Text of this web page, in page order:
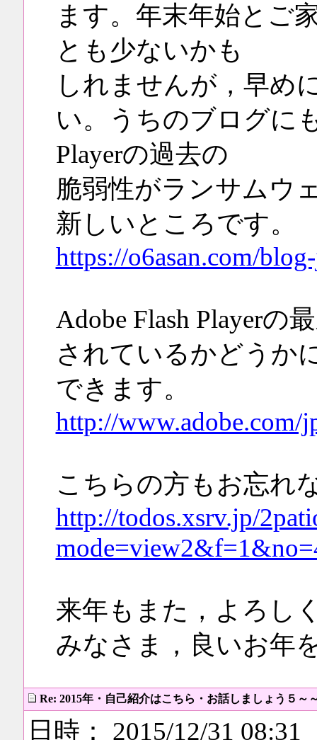
ます。年末年始とご
とも少ないかも
しれませんが，早め
い。うちのブログに
Playerの過去の
脆弱性がランサムウ
新しいところです。
https://o6asan.com/
Adobe Flash Playerの
されているかどうか
できます。
http://www.adobe.com/
こちらの方もお忘れ
http://todos.xsrv.jp/
来年もまた，よろし
みなさま，良いお年
Re: 2015年・自己紹介はこちら・お話しましょう５～
日時： 2015/12/31 08:31